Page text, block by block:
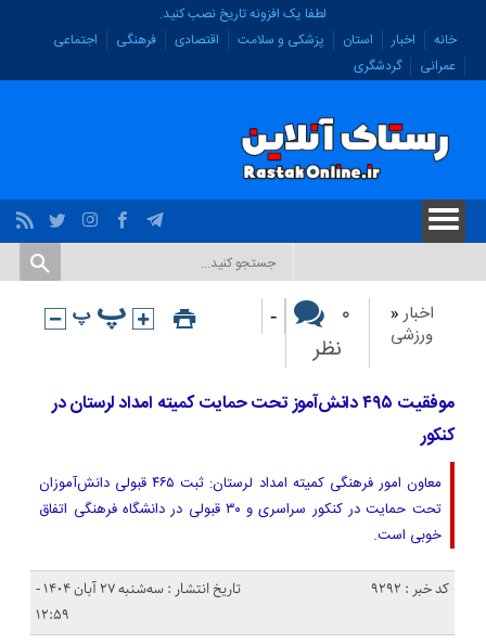
لطفا یک افزونه تاریخ نصب کنید.
خانه
اخبار استان پزشکی و سلامت اقتصادی فرهنگی
اجتماعی
عمرانی
گردشگری
اخبار«
ورزشی
۰
نظر
-
موفقیت ۴۹۵ دانش‌آموز تحت حمایت کمیته امداد لرستان در
کنکور
معاون امور فرهنگی کمیته امداد لرستان: ثبت ۴۶۵ قبولی دانش‌آموزان
تحت حمایت در کنکور سراسری و ۳۰ قبولی در دانشگاه فرهنگی اتفاق
خوبی است‌.
کد خبر : 9292
تاریخ انتشار : سه‌شنبه ۲۷ آبان ۱۴۰۴ -
۱۲:۵۹